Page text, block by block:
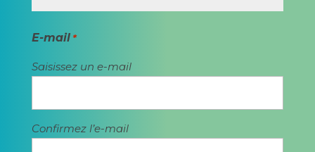
E-mail *
Saisissez un e-mail
Confirmez l’e-mail